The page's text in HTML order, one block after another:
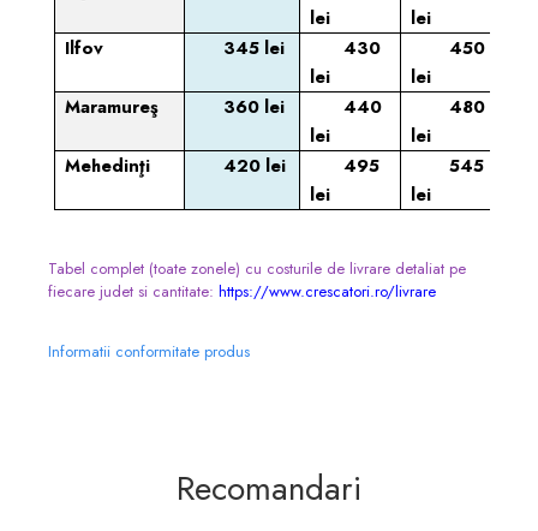
lei
lei
Ilfov
345 lei
430
lei
450
lei
Maramureş
360 lei
440
lei
480
lei
Mehedinţi
420 lei
495
lei
545
lei
Tabel complet (toate zonele) cu costurile de livrare detaliat pe
fiecare judet si cantitate: https://www.crescatori.ro/livrare
Informatii conformitate produs
Recomandari